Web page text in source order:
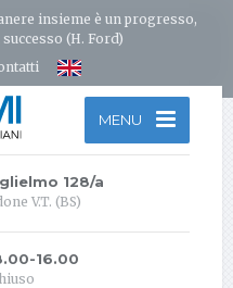
insieme è un progresso,
(H. Ford)
MENU
128/a
V.T. (BS)
16.00